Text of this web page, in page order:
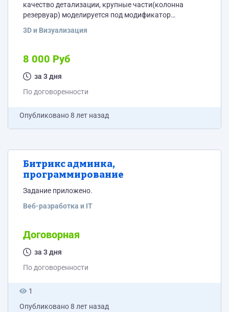
качество детализации, крупные части(колонна
резервуар) моделируется под модификатор
требуется, на неполских поверхностях. Грани и углы
нужны только 3д модели в сцене. Задание
приложено.
3D и Визуализация
8 000 Руб
за 3 дня
По договоренности
Опубликовано8 лет назад
Битрикс админка,
программирование
Задание приложено.
Веб-разработка и IT
Договорная
за 3 дня
По договоренности
1
Опубликовано8 лет назад